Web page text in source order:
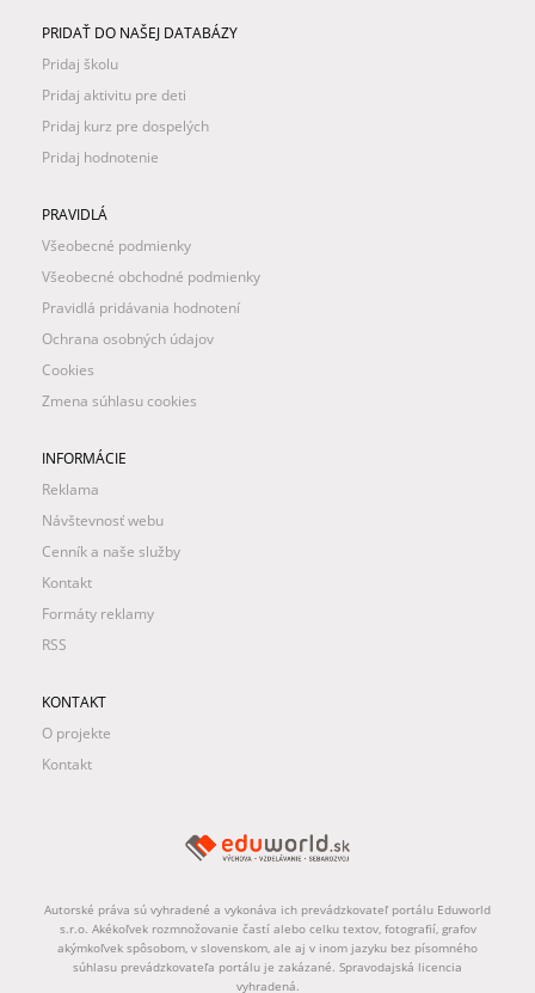
PRIDAŤ DO NAŠEJ DATABÁZY
Pridaj školu
Pridaj aktivitu pre deti
Pridaj kurz pre dospelých
Pridaj hodnotenie
PRAVIDLÁ
Všeobecné podmienky
Všeobecné obchodné podmienky
Pravidlá pridávania hodnotení
Ochrana osobných údajov
Cookies
Zmena súhlasu cookies
INFORMÁCIE
Reklama
Návštevnosť webu
Cenník a naše služby
Kontakt
Formáty reklamy
RSS
KONTAKT
O projekte
Kontakt
Autorské práva sú vyhradené a vykonáva ich prevádzkovateľ portálu Eduworld
s.r.o. Akékoľvek rozmnožovanie častí alebo celku textov, fotografií, grafov
akýmkoľvek spôsobom, v slovenskom, ale aj v inom jazyku bez písomného
súhlasu prevádzkovateľa portálu je zakázané. Spravodajská licencia
vyhradená.